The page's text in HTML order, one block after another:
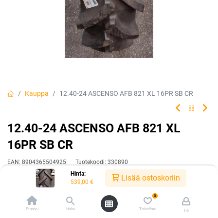
Hinta:
539,00 € Lisää ostoskoriin
Etusivu Haku
0
Toivelista Tili
Kauppa 12.40-24 ASCENSO AFB 821 XL 16PR SB CR
12.40-24 ASCENSO AFB 821 XL
16PR SB CR
EAN: 8904365504925 Tuotekoodi: 330890
€/ kpl
Toimittajilla (kotimaa):
Saatavilla